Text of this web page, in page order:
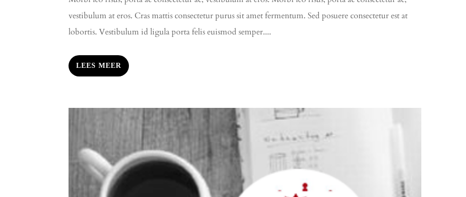
vestibulum at eros. Cras mattis consectetur purus sit amet fermentum. Sed posuere consectetur est at
lobortis. Vestibulum id ligula porta felis euismod semper....
LEES MEER